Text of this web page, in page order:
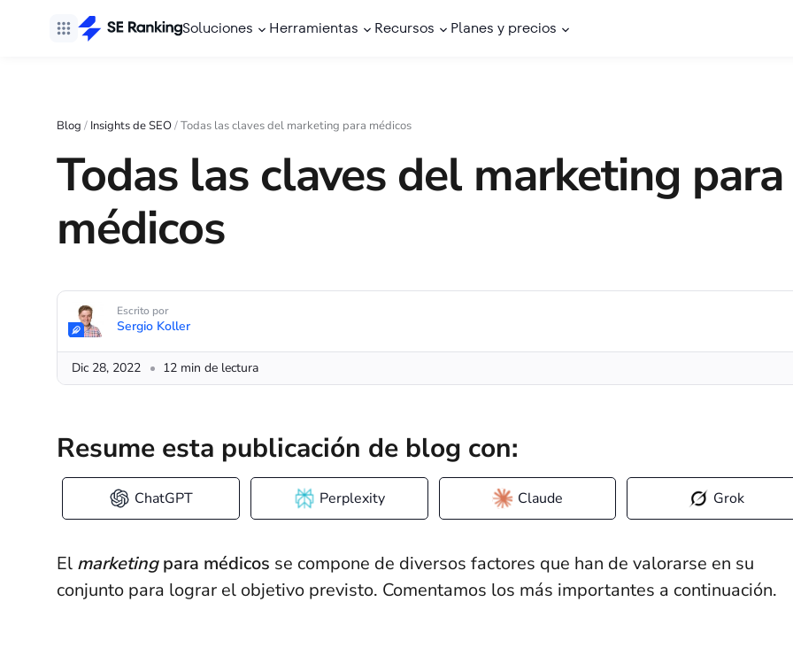
Soluciones Herramientas Recursos Planes y precios
Blog / Insights de SEO/Todas las claves del marketing para médicos
Todas las claves del marketing para
médicos
Escrito por
Sergio Koller
Dic 28, 2022 12 min de lectura
Resume esta publicación de blog con:
ChatGPT Perplexity Claude Grok
El marketingpara médicos se compone de diversos factores que han de valorarse en su
conjunto para lograr el objetivo previsto. Comentamos los más importantes a continuación.